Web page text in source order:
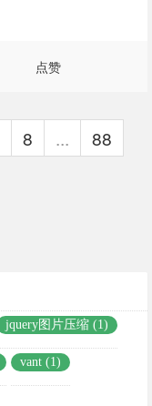
点赞
8 ...
88
jquery图片压缩 (1)
vant (1)